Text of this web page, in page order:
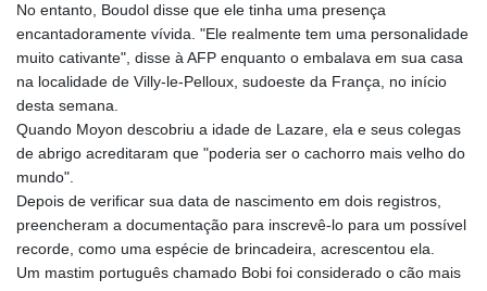
No entanto, Boudol disse que ele tinha uma presença
encantadoramente vívida. "Ele realmente tem uma personalidade
muito cativante", disse à AFP enquanto o embalava em sua casa
na localidade de Villy-le-Pelloux, sudoeste da França, no início
desta semana.
Quando Moyon descobriu a idade de Lazare, ela e seus colegas
de abrigo acreditaram que "poderia ser o cachorro mais velho do
mundo".
Depois de verificar sua data de nascimento em dois registros,
preencheram a documentação para inscrevê-lo para um possível
recorde, como uma espécie de brincadeira, acrescentou ela.
Um mastim português chamado Bobi foi considerado o cão mais